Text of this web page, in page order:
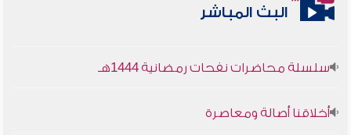
البث المباشر
وأمنهم من خوف 9